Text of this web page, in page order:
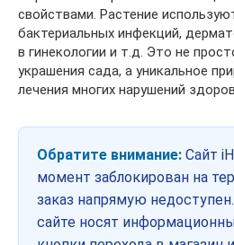
свойствами. Растение
бактериальных инфекций,
в гинекологии и т.д. Это не
украшения сада, а уникальное
лечения многих нарушений
Обратите внимание: Сайт
момент заблокирован на
заказ напрямую
сайте носят